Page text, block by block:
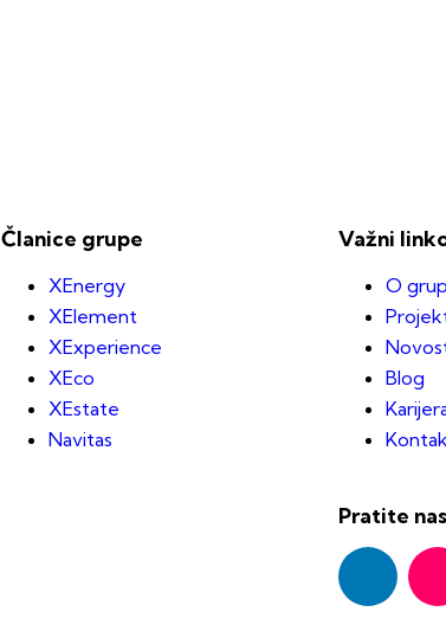
Članice grupe
XEnergy
XElement
XExperience
XEco
XEstate
Navitas
Važni
O
Blog
Pratite nas